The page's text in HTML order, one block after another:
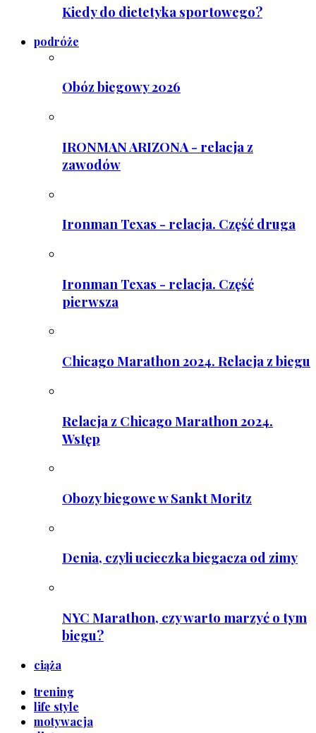
Kiedy do dietetyka sportowego?
podróże
Obóz biegowy 2026
IRONMAN ARIZONA - relacja z
zawodów
Ironman Texas - relacja. Część druga
Ironman Texas - relacja. Część
pierwsza
Chicago Marathon 2024. Relacja z biegu
Relacja z Chicago Marathon 2024.
Wstęp
Obozy biegowe w Sankt Moritz
Denia, czyli ucieczka biegacza od zimy
NYC Marathon, czy warto marzyć o tym
biegu?
ciąża
trening
life style
motywacja